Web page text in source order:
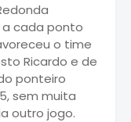
cada ponto
o time
Ricardo e de
ponteiro
sem muita
outro jogo.